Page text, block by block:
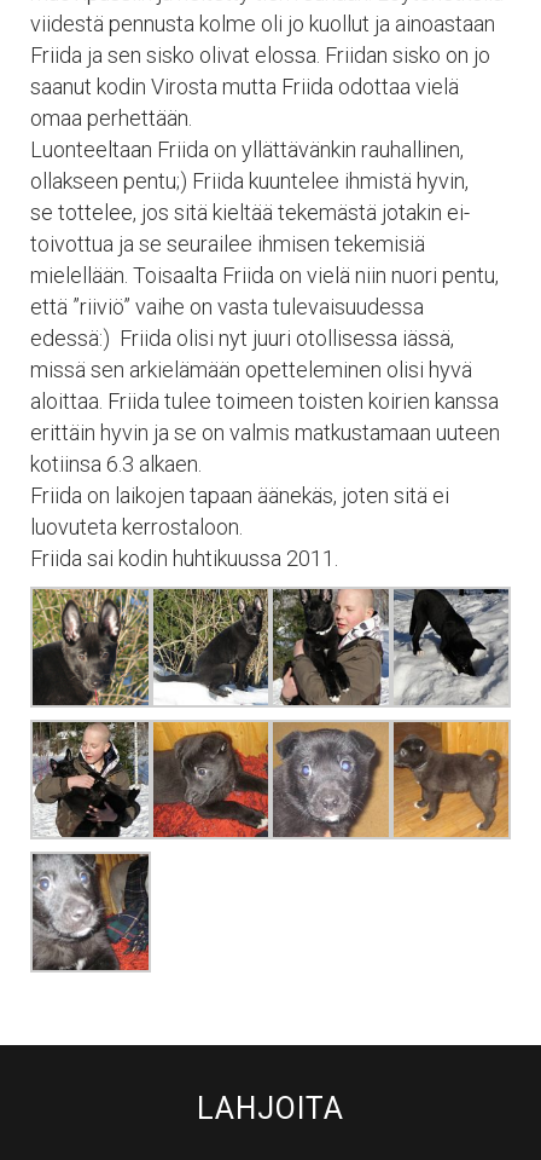
viidestä pennusta kolme oli jo kuollut ja ainoastaan
Friida ja sen sisko olivat elossa. Friidan sisko on jo
saanut kodin Virosta mutta Friida odottaa vielä
omaa perhettään.
Luonteeltaan Friida on yllättävänkin rauhallinen,
ollakseen pentu;) Friida kuuntelee ihmistä hyvin,
se tottelee, jos sitä kieltää tekemästä jotakin ei-
toivottua ja se seurailee ihmisen tekemisiä
mielellään. Toisaalta Friida on vielä niin nuori pentu,
että ”riiviö” vaihe on vasta tulevaisuudessa
edessä:) Friida olisi nyt juuri otollisessa iässä,
missä sen arkielämään opetteleminen olisi hyvä
aloittaa. Friida tulee toimeen toisten koirien kanssa
erittäin hyvin ja se on valmis matkustamaan uuteen
kotiinsa 6.3 alkaen.
Friida on laikojen tapaan äänekäs, joten sitä ei
luovuteta kerrostaloon.
Friida sai kodin huhtikuussa 2011.
LAHJOITA